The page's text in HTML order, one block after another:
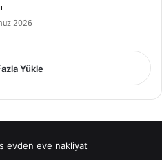
2026
Yükle
evden eve nakliyat